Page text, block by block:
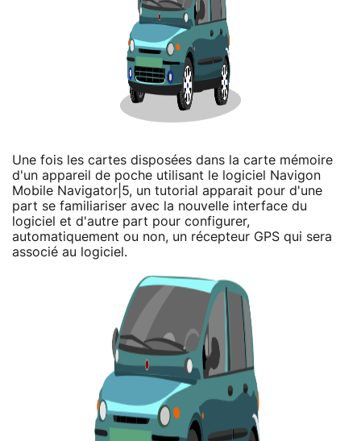
Une fois les cartes disposées dans la carte mémoire
d'un appareil de poche utilisant le logiciel Navigon
Mobile Navigator|5, un tutorial apparait pour d'une
part se familiariser avec la nouvelle interface du
logiciel et d'autre part pour configurer,
automatiquement ou non, un récepteur GPS qui sera
associé au logiciel.